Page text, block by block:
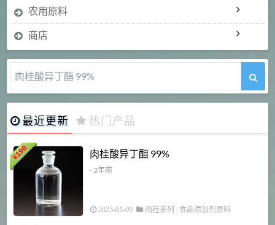
农用原料
商店
肉桂酸异丁酯 99%
最近更新 热门产品
¥
198 肉桂酸异丁酯 99%
- 2年前
2025-01-09 肉桂系列 食品添加剂原料